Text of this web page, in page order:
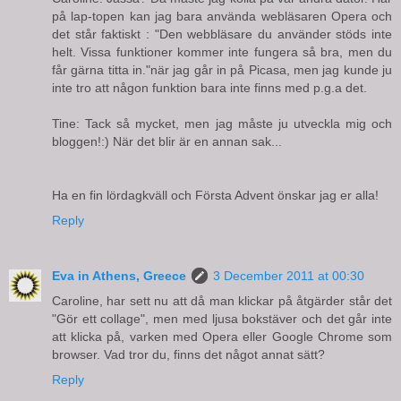
på lap-topen kan jag bara använda webläsaren Opera och
det står faktiskt : "Den webbläsare du använder stöds inte
helt. Vissa funktioner kommer inte fungera så bra, men du
får gärna titta in."när jag går in på Picasa, men jag kunde ju
inte tro att någon funktion bara inte finns med p.g.a det.
Tine: Tack så mycket, men jag måste ju utveckla mig och
bloggen!:) När det blir är en annan sak...
Ha en fin lördagkväll och Första Advent önskar jag er alla!
Reply
Eva in Athens, Greece
3 December 2011 at 00:30
Caroline, har sett nu att då man klickar på åtgärder står det
"Gör ett collage", men med ljusa bokstäver och det går inte
att klicka på, varken med Opera eller Google Chrome som
browser. Vad tror du, finns det något annat sätt?
Reply